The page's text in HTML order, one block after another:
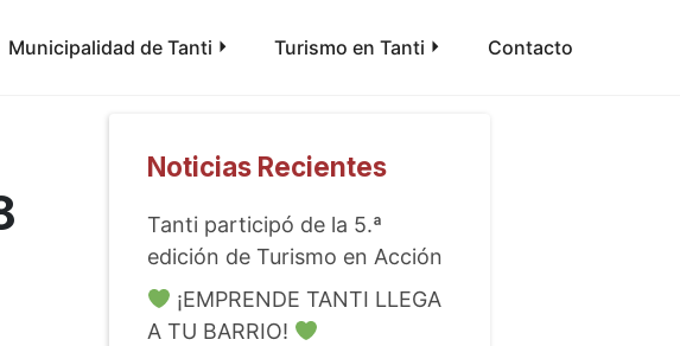
Municipalidad de Tanti Turismo en Tanti Contacto
Noticias Recientes
Tanti participó de la 5.ª
edición de Turismo en Acción
¡EMPRENDE TANTI LLEGA
A TU BARRIO!